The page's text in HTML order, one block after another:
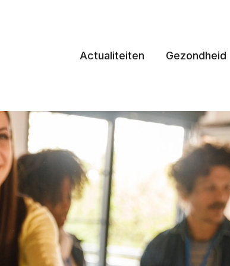
Actualiteiten Gezondheid